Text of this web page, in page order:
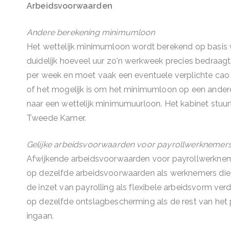
Arbeidsvoorwaarden
Andere berekening minimumloon
Het wettelijk minimumloon wordt berekend op
duidelijk hoeveel uur zo'n werkweek precies
per week en moet vaak een eventuele verplichte
of het mogelijk is om het minimumloon op een
naar een wettelijk minimumuurloon. Het kabinet
Tweede Kamer.
Gelijke arbeidsvoorwaarden voor
Afwijkende arbeidsvoorwaarden voor
op dezelfde arbeidsvoorwaarden als werknemers
de inzet van payrolling als flexibele arbeidsvorm
op dezelfde ontslagbescherming als de rest van het
ingaan.